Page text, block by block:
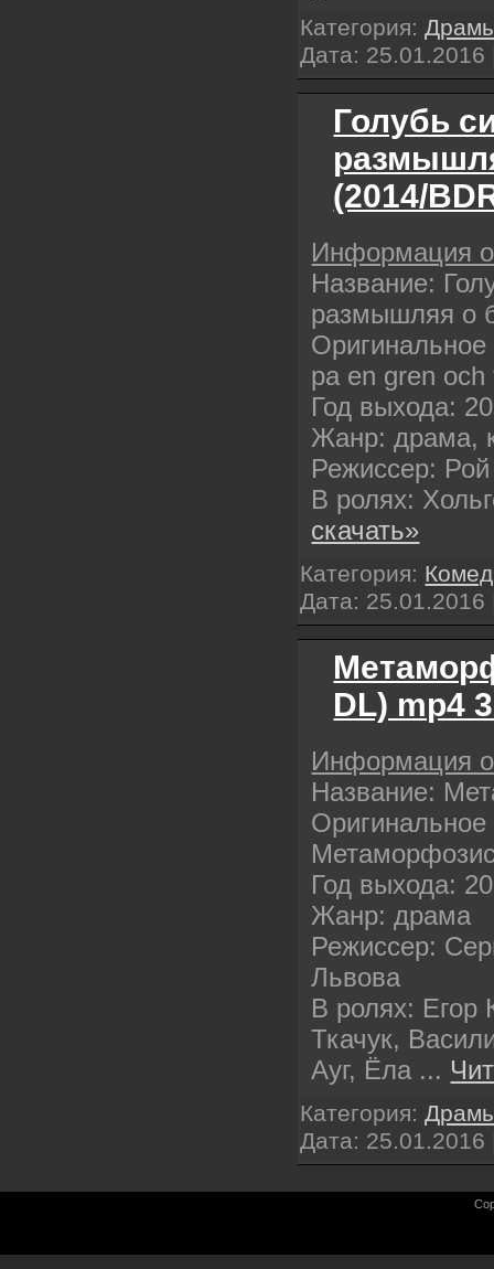
Категория:
Дата: 25.01.2016
Голубь
(2014/
Информация
Название:
размышляя о
pa en gren
Год выхода:
Жанр: драма,
Режиссер:
В ролях:
скачать»
Категория:
Дата: 25.01.2016
DL) mp4
Информация
Название:
Оригинальное
Год выхода:
Жанр: драма
Режиссер:
Львова
В ролях: Егор
Ткачук,
Ауг, Ёла ...
Категория:
Дата: 25.01.2016